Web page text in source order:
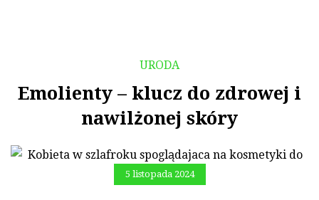
URODA
Emolienty – klucz do zdrowej i
nawilżonej skóry
5 listopada 2024